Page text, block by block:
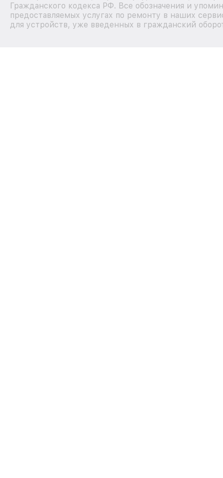
Гражданского кодекса РФ. Все обозначения и
предоставляемых услугах по ремонту в наших
для устройств, уже введенных в гражданский